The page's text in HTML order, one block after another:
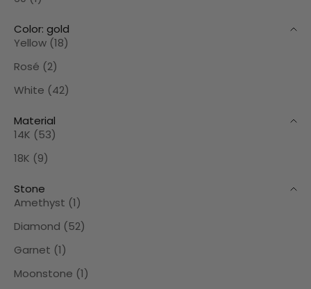
Color: gold
Yellow (18)
Rosé (2)
White (42)
Material
14K (53)
18K (9)
Stone
Amethyst (1)
Diamond (52)
Garnet (1)
Moonstone (1)